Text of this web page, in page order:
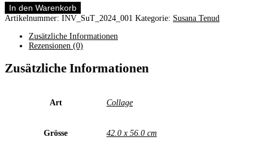
Life
inside
house
(daytime)
In den Warenkorb
Artikelnummer: INV_SuT_2024_001 Kategorie: Susana Tenud
Zusätzliche Informationen
Rezensionen (0)
Zusätzliche Informationen
Art Collage
Grösse 42.0 x 56.0 cm